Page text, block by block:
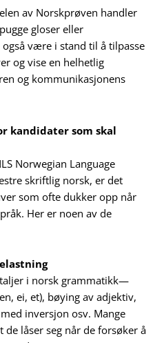
av Norskprøven handler
gloser eller
være i stand til å tilpasse
og vise en helhetlig
og kommunikasjonens
kandidater som skal
Norwegian Language
skriftlig norsk, er det
som ofte dukker opp når
Her er noen av de
i norsk grammatikk—
ei, et), bøying av adjektiv,
inversjon osv. Mange
låser seg når de forsøker å